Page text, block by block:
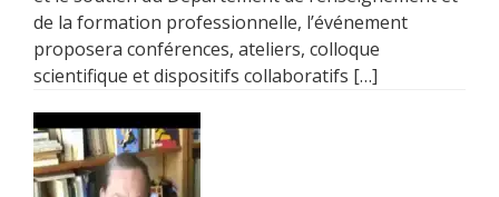
de la formation professionnelle, l’événement
proposera conférences, ateliers, colloque
scientifique et dispositifs collaboratifs […]